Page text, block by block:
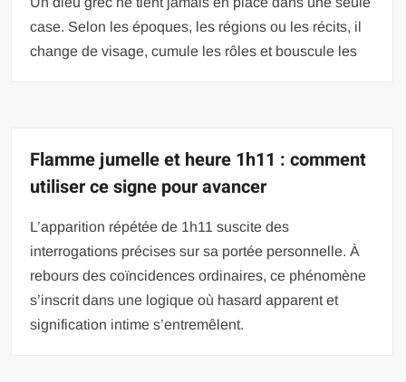
case. Selon les époques, les régions ou les récits, il
change de visage, cumule les rôles et bouscule les
Flamme jumelle et heure 1h11 : comment
utiliser ce signe pour avancer
L’apparition répétée de 1h11 suscite des
interrogations précises sur sa portée personnelle. À
rebours des coïncidences ordinaires, ce phénomène
s’inscrit dans une logique où hasard apparent et
signification intime s’entremêlent.